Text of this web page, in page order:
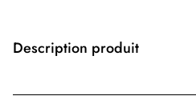
Description produit